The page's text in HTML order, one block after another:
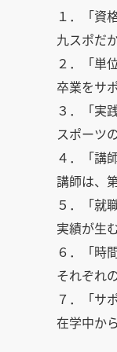
１．「資
九スポだ
２．「単
卒業をサ
３．「実
スポーツ
４．「講
講師は、
５．「就職
実績が生
６．「時間
それぞれ
７．「サ
在学中か